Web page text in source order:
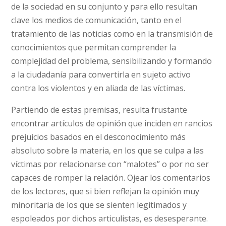
de la sociedad en su conjunto y para ello resultan
clave los medios de comunicación, tanto en el
tratamiento de las noticias como en la transmisión de
conocimientos que permitan comprender la
complejidad del problema, sensibilizando y formando
a la ciudadanía para convertirla en sujeto activo
contra los violentos y en aliada de las víctimas.
Partiendo de estas premisas, resulta frustante
encontrar artículos de opinión que inciden en rancios
prejuicios basados en el desconocimiento más
absoluto sobre la materia, en los que se culpa a las
víctimas por relacionarse con “malotes” o por no ser
capaces de romper la relación. Ojear los comentarios
de los lectores, que si bien reflejan la opinión muy
minoritaria de los que se sienten legitimados y
espoleados por dichos articulistas, es desesperante.